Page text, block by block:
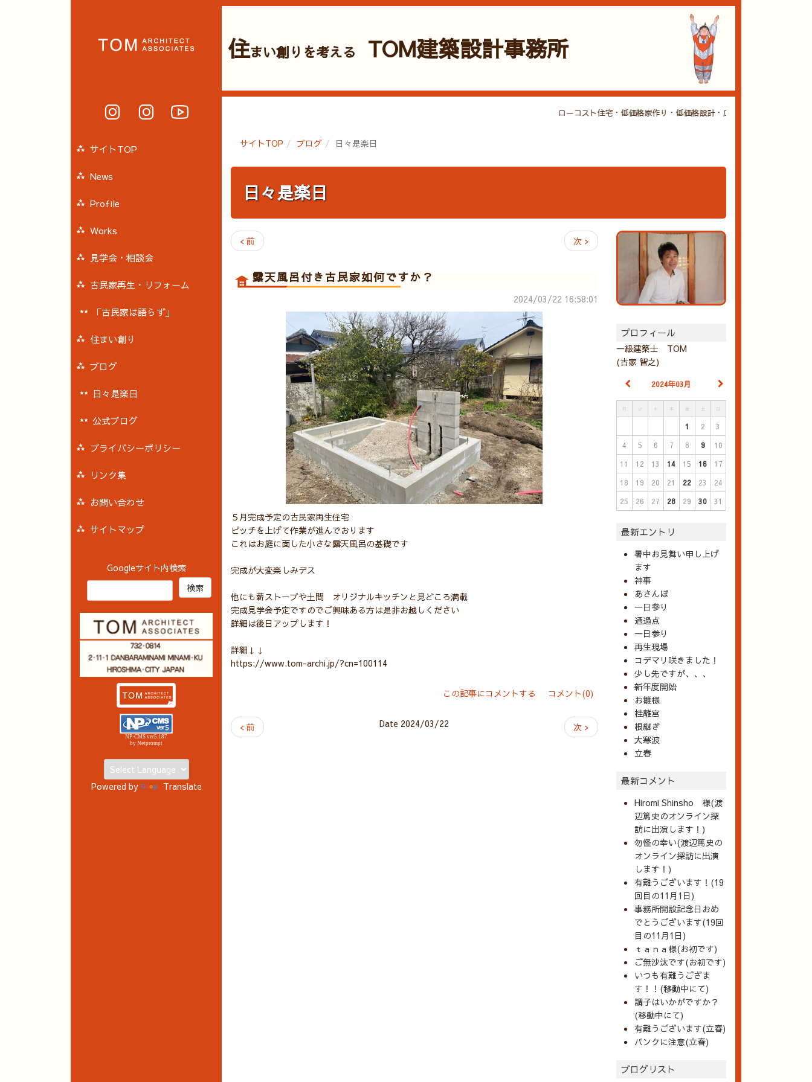
住まい創りを考える TOM建築設計事務所
ローコスト住宅・低価格家作り・低価格設計・広島・建築・設計
サイトTOP ブログ 日々是楽日
日々是楽日
< 前 次 >
露天風呂付き古民家如何ですか？
2024/03/22 16:58:01
５月完成予定の古民家再生住宅
ピッチを上げて作業が進んでおります
これはお庭に面した小さな露天風呂の基礎です
完成が大変楽しみデス
他にも薪ストーブや土間 オリジナルキッチンと見どころ満載
完成見学会予定ですのでご興味ある方は是非お越しください
詳細は後日アップします！
詳細↓↓
https://www.tom-archi.jp/?cn=100114
この記事にコメントする コメント(0)
< 前 次 >
Date 2024/03/22
プロフィール
一級建築士 TOM
(古家 智之)
2024年03月
月 火 水 木 金 土 日
1 2
3
4
5 6 7 8 9
10
11
12 13 14 15 16
17
18
19 20 21 22 23
24
25
26 27 28 29 30 31
最新エントリ
暑中お見舞い申し上げ
ます
神事
あさんぽ
一日参り
通過点
一日参り
再生現場
コデマリ咲きました！
少し先ですが、、、
新年度開始
お雛様
桂離宮
根継ぎ
大寒波
立春
最新コメント
Hiromi Shinsho 様(渡
辺篤史のオンライン探
訪に出演します！)
勿怪の幸い(渡辺篤史の
オンライン探訪に出演
します！)
有難うございます！(19
回目の11月1日)
事務所開設記念日おめ
でとうございます(19回
目の11月1日)
ｔａｎａ様(お初です)
ご無沙汰です(お初です)
いつも有難うござま
す！！(移動中にて)
調子はいかがですか？
(移動中にて)
有難うございます(立春)
パンクに注意(立春)
ブログリスト
サイトTOP
News
Profile
Works
見学会・相談会
古民家再生・リフォーム
「古民家は語らず」
住まい創り
ブログ
日々是楽日
公式ブログ
プライバシーポリシー
リンク集
お問い合わせ
サイトマップ
Googleサイト内検索
NP-CMS ver5.187
by Netprompt
Powered by Translate